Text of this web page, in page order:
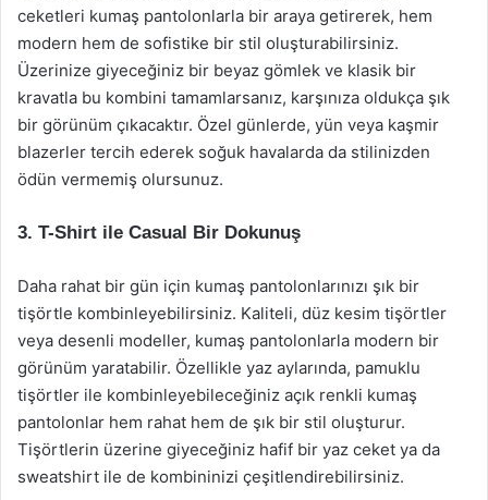
ceketleri kumaş pantolonlarla bir araya getirerek, hem
modern hem de sofistike bir stil oluşturabilirsiniz.
Üzerinize giyeceğiniz bir beyaz gömlek ve klasik bir
kravatla bu kombini tamamlarsanız, karşınıza oldukça şık
bir görünüm çıkacaktır. Özel günlerde, yün veya kaşmir
blazerler tercih ederek soğuk havalarda da stilinizden
ödün vermemiş olursunuz.
3. T-Shirt ile Casual Bir Dokunuş
Daha rahat bir gün için kumaş pantolonlarınızı şık bir
tişörtle kombinleyebilirsiniz. Kaliteli, düz kesim tişörtler
veya desenli modeller, kumaş pantolonlarla modern bir
görünüm yaratabilir. Özellikle yaz aylarında, pamuklu
tişörtler ile kombinleyebileceğiniz açık renkli kumaş
pantolonlar hem rahat hem de şık bir stil oluşturur.
Tişörtlerin üzerine giyeceğiniz hafif bir yaz ceket ya da
sweatshirt ile de kombininizi çeşitlendirebilirsiniz.